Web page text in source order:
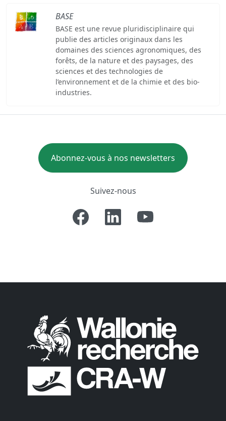
BASE
BASE est une revue pluridisciplinaire qui
publie des articles originaux dans les
domaines des sciences agronomiques, des
forêts, de la nature et des paysages, des
sciences et des technologies de
l’environnement et de la chimie et des bio-
industries.
Abonnez-vous à nos newsletters
Suivez-nous